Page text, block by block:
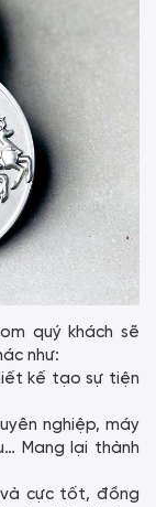
quý khách sẽ
như:
kế tạo sự tiện
nghiệp, máy
Mang lại thành
cực tốt, đồng